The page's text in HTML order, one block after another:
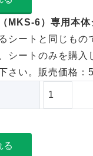
MKS-6）専用本体
シートと同じも
シートのみを購入
さい。販売価格：